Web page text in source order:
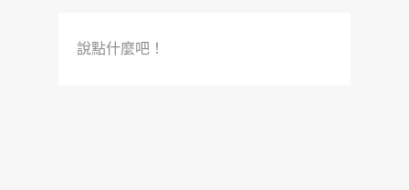
說點什麼吧！